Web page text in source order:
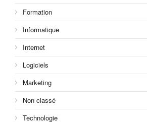
Formation
Informatique
Internet
Logiciels
Marketing
Non classé
Technologie